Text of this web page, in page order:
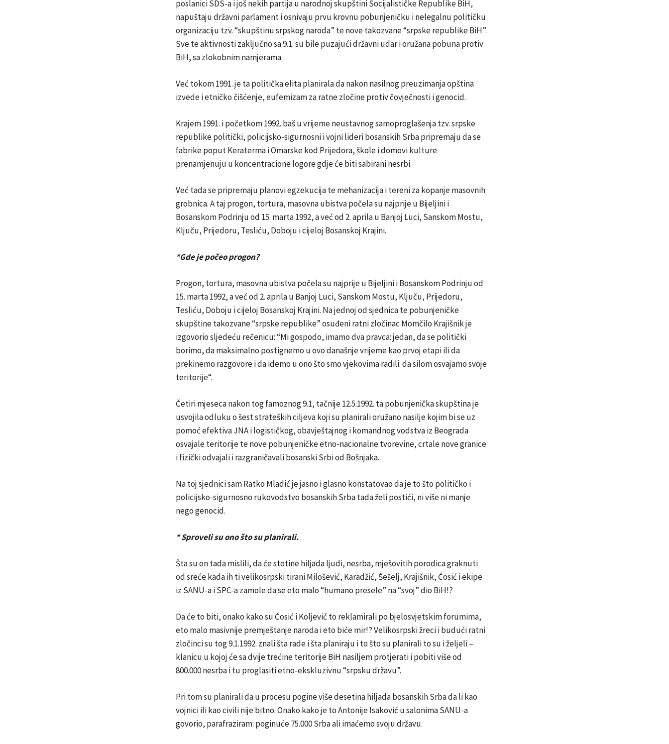
poslanici SDS-a i još nekih partija u narodnoj skupštini Socijalističke Republike BiH,
napuštaju državni parlament i osnivaju prvu krovnu pobunjeničku i nelegalnu političku
organizaciju tzv. “skupštinu srpskog naroda” te nove takozvane “srpske republike BiH”.
Sve te aktivnosti zaključno sa 9.1. su bile puzajući državni udar i oružana pobuna protiv
BiH, sa zlokobnim namjerama.
Već tokom 1991. je ta politička elita planirala da nakon nasilnog preuzimanja opština
izvede i etničko čišćenje, eufemizam za ratne zločine protiv čovječnosti i genocid.
Krajem 1991. i početkom 1992. baš u vrijeme neustavnog samoproglašenja tzv. srpske
republike politički, policijsko-sigurnosni i vojni lideri bosanskih Srba pripremaju da se
fabrike poput Keraterma i Omarske kod Prijedora, škole i domovi kulture
prenamjenuju u koncentracione logore gdje će biti sabirani nesrbi.
Već tada se pripremaju planovi egzekucija te mehanizacija i tereni za kopanje masovnih
grobnica. A taj progon, tortura, masovna ubistva počela su najprije u Bijeljini i
Bosanskom Podrinju od 15. marta 1992, a već od 2. aprila u Banjoj Luci, Sanskom Mostu,
Ključu, Prijedoru, Tesliću, Doboju i cijeloj Bosanskoj Krajini.
*Gde je počeo progon?
Progon, tortura, masovna ubistva počela su najprije u Bijeljini i Bosanskom Podrinju od
15. marta 1992, a već od 2. aprila u Banjoj Luci, Sanskom Mostu, Ključu, Prijedoru,
Tesliću, Doboju i cijeloj Bosanskoj Krajini. Na jednoj od sjednica te pobunjeničke
skupštine takozvane “srpske republike” osuđeni ratni zločinac Momčilo Krajišnik je
izgovorio sljedeću rečenicu: “Mi gospodo, imamo dva pravca: jedan, da se politički
borimo, da maksimalno postignemo u ovo današnje vrijeme kao prvoj etapi ili da
prekinemo razgovore i da idemo u ono što smo vjekovima radili: da silom osvajamo svoje
teritorije“.
Četiri mjeseca nakon tog famoznog 9.1, tačnije 12.5.1992. ta pobunjenička skupština je
usvojila odluku o šest strateških ciljeva koji su planirali oružano nasilje kojim bi se uz
pomoć efektiva JNA i logističkog, obavještajnog i komandnog vodstva iz Beograda
osvajale teritorije te nove pobunjeničke etno-nacionalne tvorevine, crtale nove granice
i fizički odvajali i razgraničavali bosanski Srbi od Bošnjaka.
Na toj sjednici sam Ratko Mladić je jasno i glasno konstatovao da je to što političko i
policijsko-sigurnosno rukovodstvo bosanskih Srba tada želi postići, ni više ni manje
nego genocid.
* Sproveli su ono što su planirali.
Šta su on tada mislili, da će stotine hiljada ljudi, nesrba, mješovitih porodica graknuti
od sreće kada ih ti velikosrpski tirani Milošević, Karadžić, Šešelj, Krajišnik, Ćosić i ekipe
iz SANU-a i SPC-a zamole da se eto malo “humano presele” na “svoj” dio BiH!?
Da će to biti, onako kako su Ćosić i Koljević to reklamirali po bjelosvjetskim forumima,
eto malo masivnije premještanje naroda i eto biće mir!? Velikosrpski žreci i budući ratni
zločinci su tog 9.1.1992. znali šta rade i šta planiraju i to što su planirali to su i željeli –
klanicu u kojoj će sa dvije trećine teritorije BiH nasiljem protjerati i pobiti više od
800.000 nesrba i tu proglasiti etno-ekskluzivnu “srpsku državu”.
Pri tom su planirali da u procesu pogine više desetina hiljada bosanskih Srba da li kao
vojnici ili kao civili nije bitno. Onako kako je to Antonije Isaković u salonima SANU-a
govorio, parafraziram: poginuće 75.000 Srba ali imaćemo svoju državu.